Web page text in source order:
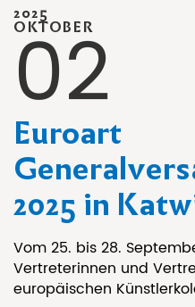
Euroart
2025 in
Vom 25. bis 28.
Vertreterinnen und
europäischen
2025
OKTOBER
02